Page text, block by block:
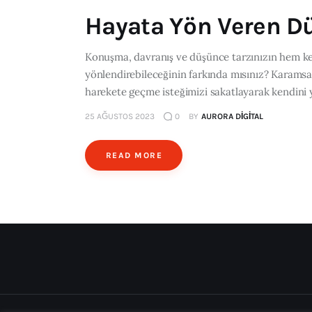
Hayata Yön Veren
Konuşma, davranış ve düşünce tarzınızın hem
yönlendirebileceğinin farkında mısınız?
harekete geçme isteğimizi sakatlayarak kendini
25 AĞUSTOS 2023 0 BY AURORA DIGITAL
READ MORE